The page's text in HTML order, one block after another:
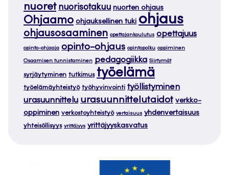
nuoret nuorisotakuu nuorten ohjaus
Ohjaamo ohjauksellinen tuki ohjaus
ohjausosaaminen opettajankoulutus opettajuus
opinto-ohjaaja opinto-ohjaus opintopolku oppiminen
Osaamisen tunnistaminen pedagogiikka Siirtymät
syrjäytyminen tutkimus työelämä
työelämäyhteistyö työhyvinvointi työllistyminen
urasuunnittelu urasuunnittelutaidot verkko-
oppiminen verkostoyhteistyö vertaisuus yhdenvertaisuus
yhteisöllisyys yrittäjyys yrittäjyyskasvatus